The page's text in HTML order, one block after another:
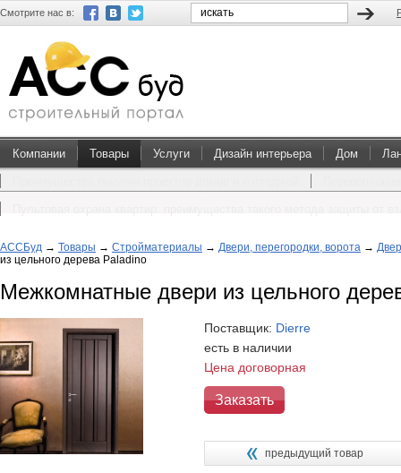
Смотрите нас в:
Компании Товары Услуги Дизайн интерьера Дом
АССБуд → Товары → Стройматериалы → Двери, перегородки, ворота →
из цельного дерева Paladino
Межкомнатные двери из цельного
Поставщик: Dierre
есть в наличии
Цена договорная
Заказать
предыдущий товар